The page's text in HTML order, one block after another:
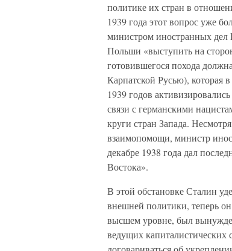
политике их стран в
1939 года этот вопрос уже
министром иностранных
Польши «выступить на
готовившегося похода
Карпатской Русью), которая
1939 годов
связи с германскими
круги стран Запада.
взаимопомощи, министр
декабре 1938 года дал
Востока».
В этой обстановке Сталин
внешней политики, теперь
высшем уровне, был
ведущих капиталистических